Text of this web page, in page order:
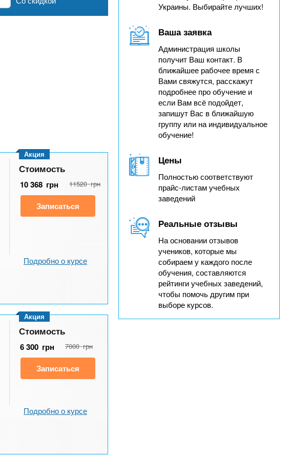
Акция
Стоимость
10 368 грн 11520 грн
Записаться
Подробно о курсе
Акция
Стоимость
6 300 грн 7000 грн
Записаться
Подробно о курсе
Украины. Выбирайте лучших!
Ваша заявка
Администрация школы
получит Ваш контакт. В
ближайшее рабочее время с
Вами свяжутся, расскажут
подробнее про обучение и
если Вам всё подойдет,
запишут Вас в ближайшую
группу или на индивидуальное
обучение!
Цены
Полностью соответствуют
прайс-листам учебных
заведений
Реальные отзывы
На основании отзывов
учеников, которые мы
собираем у каждого после
обучения, составляются
рейтинги учебных заведений,
чтобы помочь другим при
выборе курсов.